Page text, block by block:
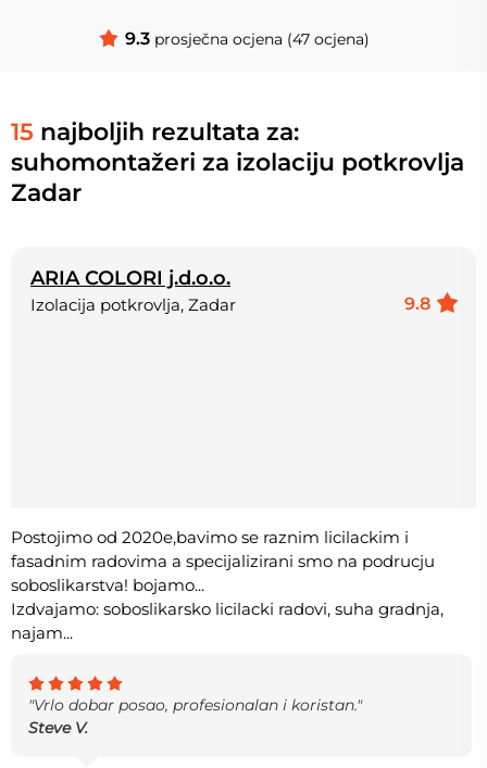
9.3 prosječna ocjena (47 ocjena)
15 najboljih rezultata za:
suhomontažeri za izolaciju potkrovlja
Zadar
ARIA COLORI j.d.o.o.
9.8
Izolacija potkrovlja, Zadar
Postojimo od 2020e,bavimo se raznim licilackim i
fasadnim radovima a specijalizirani smo na podrucju
soboslikarstva! bojamo...
Izdvajamo: soboslikarsko licilacki radovi, suha gradnja,
najam...
"Vrlo dobar posao, profesionalan i koristan."
Steve V.